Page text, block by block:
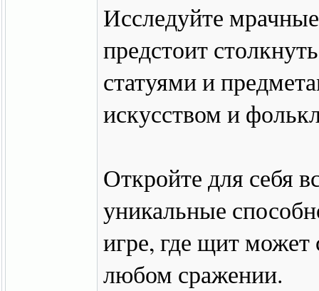
Исследуйте
предстоит
статуями и
искусством и
Откройте для себя
уникальные
игре, где щит
любом сражении.